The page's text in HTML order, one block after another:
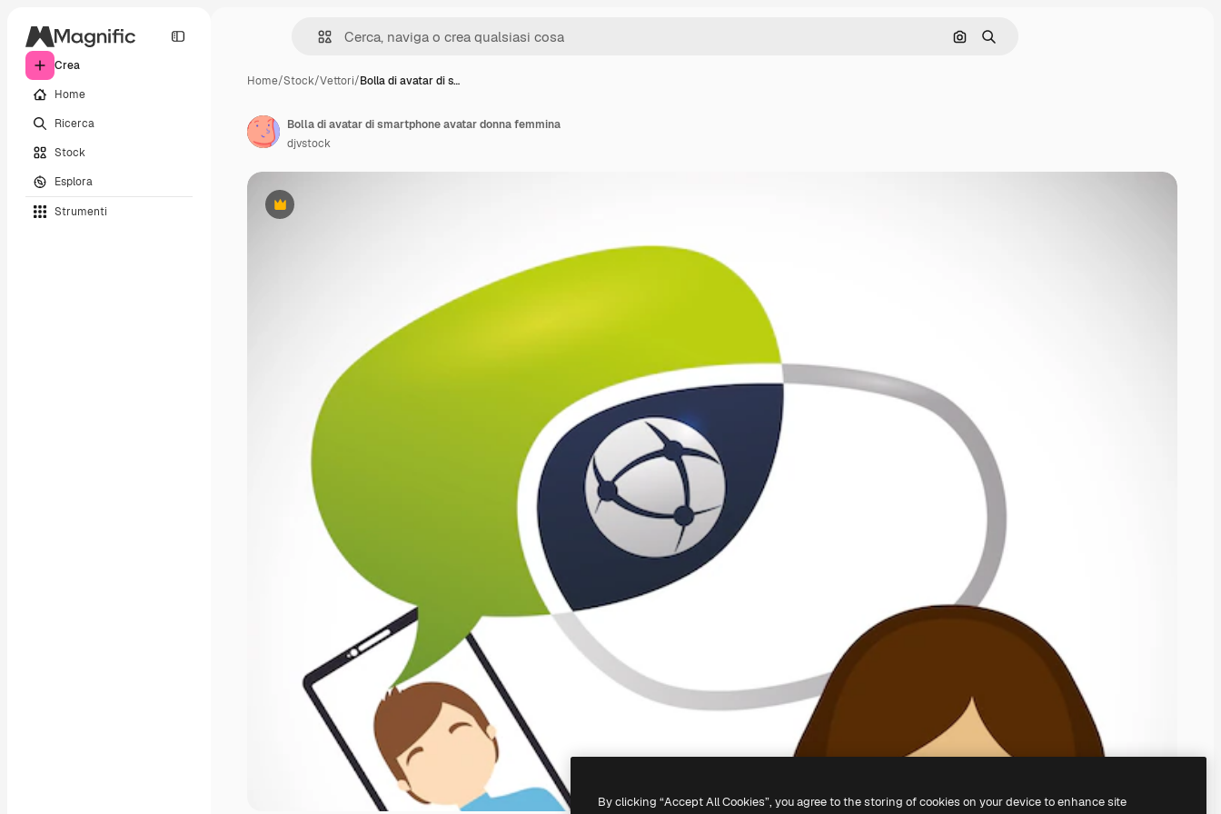
Crea
Home
Ricerca
Stock
Esplora
Strumenti
Cerca per immagine
Ricerca
Home/Stock/Vettori/Bolla di avatar di s…
Premium
Bolla di avatar di smartphone avatar donna femmina
djvstock
By clicking “Accept All Cookies”, you agree to the storing of cookies on your device to enhance site